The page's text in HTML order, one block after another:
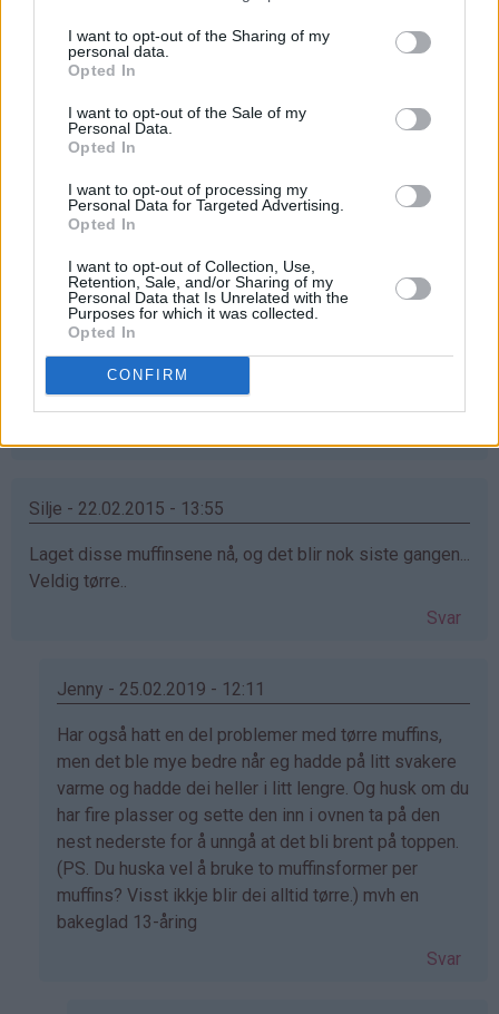
I want to opt-out of the Sharing of my
personal data.
Opted In
I want to opt-out of the Sale of my
Personal Data.
Opted In
I want to opt-out of processing my
Personal Data for Targeted Advertising.
Opted In
I want to opt-out of Collection, Use,
Retention, Sale, and/or Sharing of my
Personal Data that Is Unrelated with the
Purposes for which it was collected.
Opted In
CONFIRM
Jassi
(ikke
før eg delte den i 2skåler så tok eg konditorfarge i
og stekte dem i 11min i ovnen og 1min i mikroen
dei=resultatet var velykka dette ska nok eg prøve
igjen❤️
Svar
Marcus - 10.02.2015 - 17:12
helt supre og lett og gange opp. Mer røre mer muffins.
Skikkelig gode også. Mamma og jeg bakte de i dag som
tirsdagskos.
William 12
Silje - 22.02.2015 - 13:55
Laget disse muffinsene nå, og det blir nok siste gangen...
Veldig tørre..
Svar
Jenny - 25.02.2019 - 12:11
Som
svar
på
av
Silje
(ikke
bekreftet)
Har også hatt en del problemer med tørre muffins,
men det ble mye bedre når eg hadde på litt svakere
varme og hadde dei heller i litt lengre. Og husk om du
har fire plasser og sette den inn i ovnen ta på den
nest nederste for å unngå at det bli brent på toppen.
(PS. Du huska vel å bruke to muffinsformer per
muffins? Visst ikkje blir dei alltid tørre.) mvh en
bakeglad 13-åring
Svar